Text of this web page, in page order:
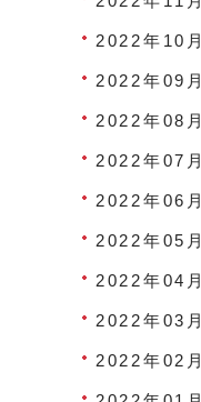
2022年10月
2022年09月
2022年08月
2022年07月
2022年06月
2022年05月
2022年04月
2022年03月
2022年02月